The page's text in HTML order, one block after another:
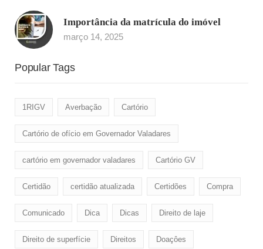
Importância da matrícula do imóvel
março 14, 2025
Popular Tags
1RIGV Averbação Cartório
Cartório de ofício em Governador Valadares
cartório em governador valadares Cartório GV
Certidão certidão atualizada Certidões Compra
Comunicado Dica Dicas Direito de laje
Direito de superfície Direitos Doaçôes